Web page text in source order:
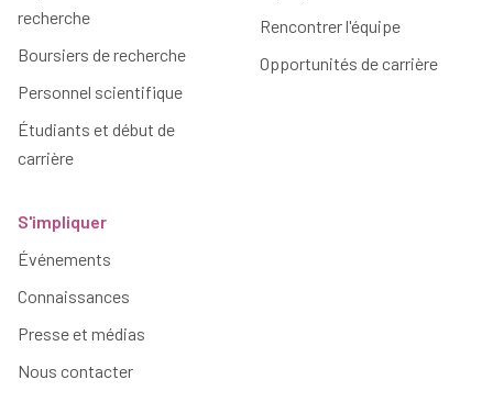
recherche
Boursiers de recherche
Personnel scientifique
Étudiants et début de
carrière
Rencontrer l'équipe
Opportunités de carrière
S'impliquer
Événements
Connaissances
Presse et médias
Nous contacter